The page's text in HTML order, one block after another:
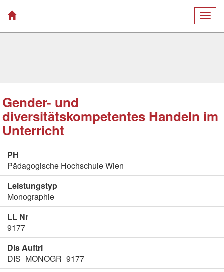
Gender- und
diversitätskompetentes Handeln im
Unterricht
PH
Pädagogische Hochschule Wien
Leistungstyp
Monographie
LL Nr
9177
Dis Auftri
DIS_MONOGR_9177